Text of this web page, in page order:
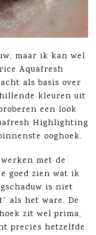
maar ik kan wel
Aquafresh
als basis over
kleuren uit
een look
Highlighting
ooghoek.
met de
goed zien wat ik
is niet
als het ware. De
zit wel prima,
precies hetzelfde.